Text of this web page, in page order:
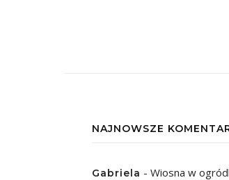
NAJNOWSZE
Gabriela - Wiosna w